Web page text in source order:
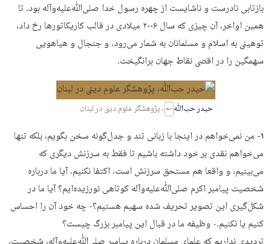
بازتابی نادرست و ناشایست از چهره رسول خدا صلی‌ﷲ‌علیه‌وآله بود. تا
همین اواخر، آن چیزی که سال ۲۰۰۶ میلادی در قالب کاریکاتورها رخ داد،
توهینی به اسلام و مسلمانان به شمار می‌رود، و جنجال و هیاهویی
سهمگین را در اقصی نقاط جهان برانگیخت.
حیدر حب‌ﷲ ، پژوهشگر علوم دینی در لبنان
۱- من نمی‌خواهم در اینجا با زبانی تند و جدل‌گونه سخن بگویم، بلکه تنها
می‌خواهم نقدی بر خود داشته باشیم تا فقط به سرزنش دیگری که
می‌بینیم، و واقعا هم مستحق سرزنش است، اکتفا نکنیم. آیا ما درباره
شخصیت پیامبر اکرم صلی‌ﷲ‌علیه‌وآله کوتاهی نورزیده‌ایم؟ آیا ما در
شکل‌گیری این تصویر تحریف شده سهیم هستیم؟- چه خود آن را احساس
کنیم یا نکنیم.- وظیفه ما در قبال این پیامبر بزرگ چیست؟